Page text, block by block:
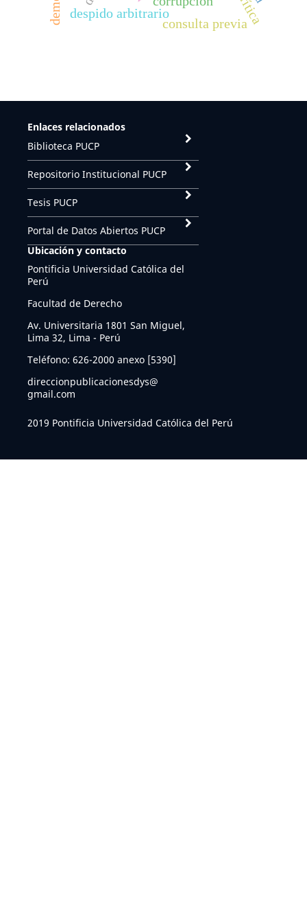
despido arbitrario
consulta previa
Enlaces relacionados
Biblioteca PUCP
Repositorio Institucional PUCP
Tesis PUCP
Portal de Datos Abiertos PUCP
Ubicación y contacto
Pontificia Universidad Católica del
Perú
Facultad de Derecho
Av. Universitaria 1801 San Miguel,
Lima 32, Lima - Perú
Teléfono: 626-2000 anexo [5390]
direccionpublicacionesdys@
gmail.com
2019 Pontificia Universidad Católica del Perú